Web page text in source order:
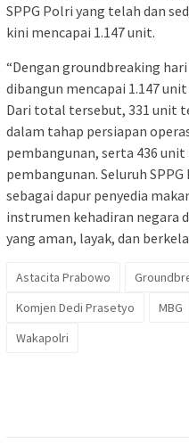
SPPG Polri yang telah dan
kini mencapai 1.147 unit.
“Dengan groundbreaking
dibangun mencapai 1.147
Dari total tersebut, 331 unit
dalam tahap persiapan
pembangunan, serta 436
pembangunan. Seluruh
sebagai dapur penyedia
instrumen kehadiran negara
yang aman, layak, dan
Astacita Prabowo
Komjen Dedi Prasetyo
MBG
Wakapolri